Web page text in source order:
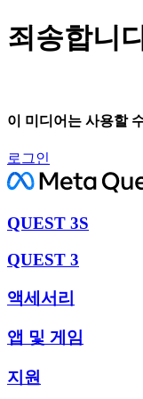
죄송합니
이 미디어는 사용할
로그인
QUEST 3S
QUEST 3
액세서리
앱 및 게임
지원